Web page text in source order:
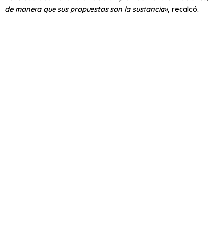
de manera que sus propuestas son la sustancia», recalcó.